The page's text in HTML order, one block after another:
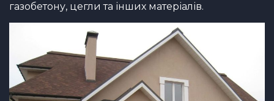
газобетону, цегли та інших матеріалів.